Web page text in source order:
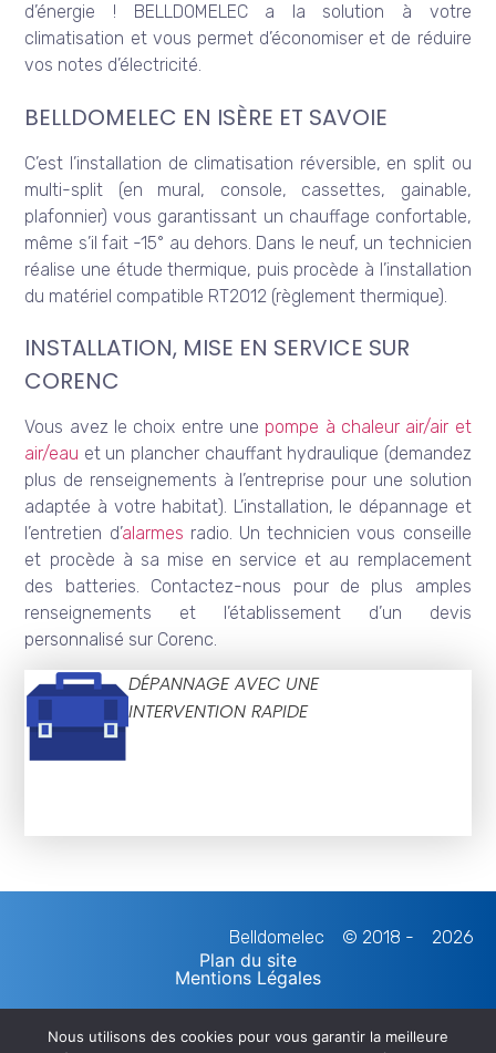
d’énergie ! BELLDOMELEC a la solution à votre
climatisation et vous permet d’économiser et de réduire
vos notes d’électricité.
BELLDOMELEC EN ISÈRE ET SAVOIE
C’est l’installation de climatisation réversible, en split ou
multi-split (en mural, console, cassettes, gainable,
plafonnier) vous garantissant un chauffage confortable,
même s’il fait -15° au dehors. Dans le neuf, un technicien
réalise une étude thermique, puis procède à l’installation
du matériel compatible RT2012 (règlement thermique).
INSTALLATION, MISE EN SERVICE SUR
CORENC
Vous avez le choix entre une pompe à chaleur air/air et
air/eau et un plancher chauffant hydraulique (demandez
plus de renseignements à l’entreprise pour une solution
adaptée à votre habitat). L’installation, le dépannage et
l’entretien d’alarmes radio. Un technicien vous conseille
et procède à sa mise en service et au remplacement
des batteries. Contactez-nous pour de plus amples
renseignements et l’établissement d’un devis
personnalisé sur Corenc.
DÉPANNAGE AVEC UNE
INTERVENTION RAPIDE
Belldomelec © 2018 - 2026
Plan du site
Mentions Légales
Nous utilisons des cookies pour vous garantir la meilleure